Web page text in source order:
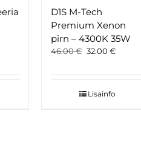
D1S M-Tech
Premium Xenon
pirn – 4300K 35W
46.00€ Original
was:
32.00 €Current
is:
Lisainfo